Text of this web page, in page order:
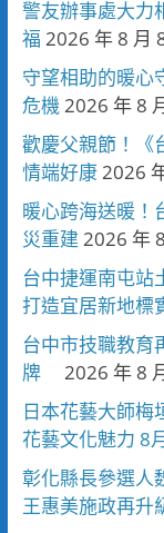
警友辦事處大力
福 2026 年 8 月
守望相助的暖心
危機2026 年 8
歡慶父親節！《
情端好康2026
暖心跨海送暖！
災重建 2026 年
台中捷運南屯站
打造宜居新地標
台中市技職教育
牌
2026 年 8
日本花藝大師
花藝文化魅力 8
彰化縣長參選
王惠美施政再升